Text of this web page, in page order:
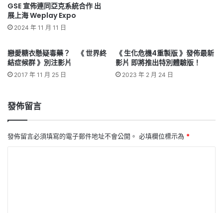
GSE 宣佈連同亞克系統合作 出
展上海 Weplay Expo
2024 年 11 月 11 日
戀愛糖衣懸疑毒藥？ 《 世界終
結症候群 》別注影片
2017 年 11 月 25 日
《 生化危機4重製版 》發佈最新
影片 即將推出特別體驗版！
2023 年 2 月 24 日
發佈留言
發佈留言必須填寫的電子郵件地址不會公開。 必填欄位標示為 *